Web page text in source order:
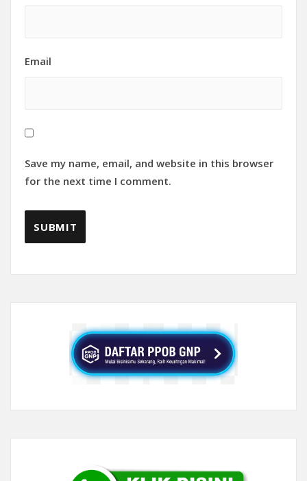
Email
Save my name, email, and website in this browser
for the next time I comment.